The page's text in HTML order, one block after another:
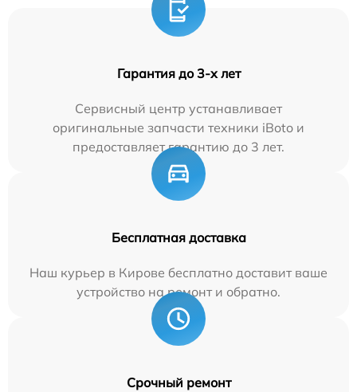
Гарантия до 3-х лет
Сервисный центр устанавливает
оригинальные запчасти техники iBoto и
предоставляет гарантию до 3 лет.
Бесплатная доставка
Наш курьер в Кирове бесплатно доставит ваше
устройство на ремонт и обратно.
Срочный ремонт